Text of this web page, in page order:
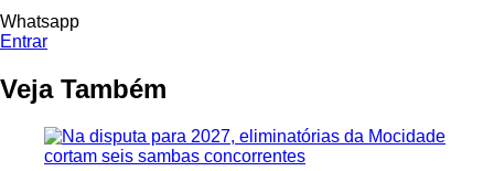
Whatsapp
Entrar
Veja Também